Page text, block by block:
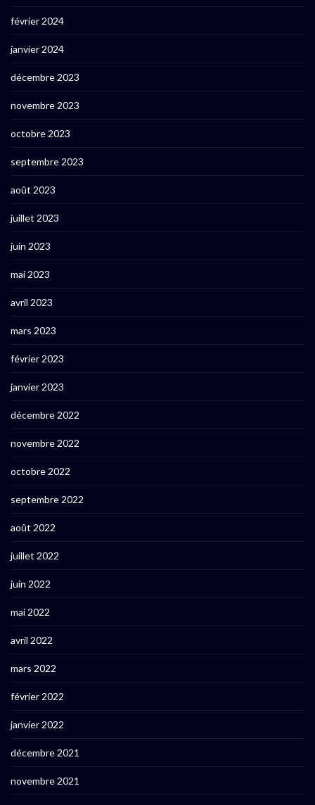
février 2024
janvier 2024
décembre 2023
novembre 2023
octobre 2023
septembre 2023
août 2023
juillet 2023
juin 2023
mai 2023
avril 2023
mars 2023
février 2023
janvier 2023
décembre 2022
novembre 2022
octobre 2022
septembre 2022
août 2022
juillet 2022
juin 2022
mai 2022
avril 2022
mars 2022
février 2022
janvier 2022
décembre 2021
novembre 2021